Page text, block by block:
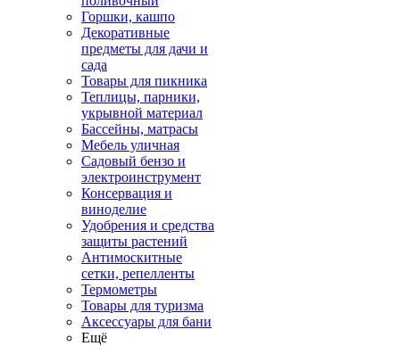
Горшки, кашпо
Декоративные
предметы для дачи и
сада
Товары для пикника
Теплицы, парники,
укрывной материал
Бассейны, матрасы
Мебель уличная
Садовый бензо и
электроинструмент
Консервация и
виноделие
Удобрения и средства
защиты растений
Антимоскитные
сетки, репелленты
Термометры
Товары для туризма
Аксессуары для бани
Ещё